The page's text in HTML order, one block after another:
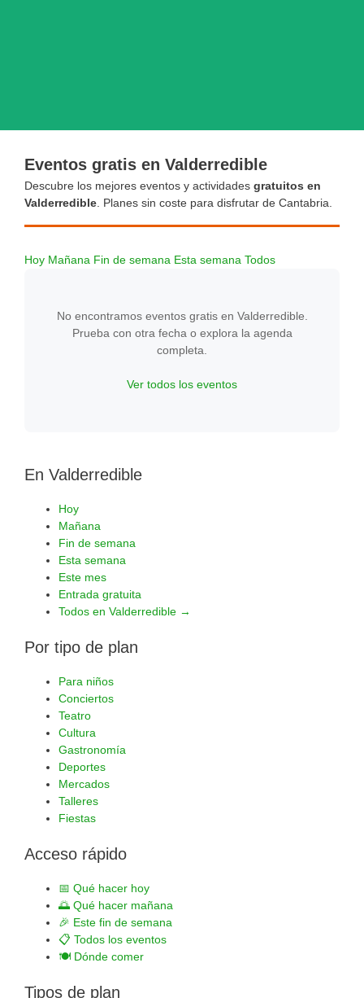
Eventos gratis en Valderredible
Descubre los mejores eventos y actividades gratuitos en
Valderredible . Planes sin coste para disfrutar de Cantabria.
Hoy Mañana Fin de semana Esta semana Todos
No encontramos eventos gratis en Valderredible.
Prueba con otra fecha o explora la agenda
completa.
Ver todos los eventos
En Valderredible
Hoy
Mañana
Fin de semana
Esta semana
Este mes
Entrada gratuita
Todos en Valderredible →
Por tipo de plan
Para niños
Conciertos
Teatro
Cultura
Gastronomía
Deportes
Mercados
Talleres
Fiestas
Acceso rápido
📅 Qué hacer hoy
🌅 Qué hacer mañana
🎉 Este fin de semana
📋 Todos los eventos
🍽️ Dónde comer
Tipos de plan